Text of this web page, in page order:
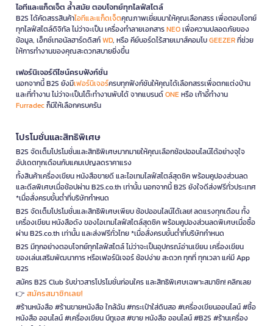
ไอทีและแก็ดเจ็ต ล้ำสมัย ตอบโจทย์ทุกไลฟ์สไตล์
B2S ได้คัดสรรสินค้าไอทีและแก็ดเจ็ตคุณภาพเยี่ยมมาให้คุณเลือกสรร เพื่อตอบโจทย์
ทุกไลฟ์สไตล์ดิจิทัล ไม่ว่าจะเป็น เครื่องทำลายเอกสารNEOเพื่อความปลอดภัยของ
ข้อมูล, เอ็กซ์เทอนัลฮาร์ดดิสก์WD, หรือ คีย์บอร์ดไร้สายเมาส์คอมโบGEEZERที่ช่วย
ให้การทำงานของคุณสะดวกสบายยิ่งขึ้น
เฟอร์นิเจอร์ดีไซน์ครบฟังก์ชั่น
นอกจากนี้ B2S ยังมีเฟอร์นิเจอร์ครบทุกฟังก์ชันให้คุณได้เลือกสรรเพื่อตกแต่งบ้าน
และที่ทำงาน ไม่ว่าจะเป็นโต๊ะทำงานพับได้ จากแบรนด์ONEหรือ เก้าอี้ทำงาน
Furradecก็มีให้เลือกครบครัน
โปรโมชั่นและสิทธิพิเศษ
B2S จัดเต็มโปรโมชั่นและสิทธิพิเศษมากมายให้คุณเลือกช้อปออนไลน์ได้อย่างจุใจ
อัปเดตทุกเดือนกับแคมเปญลดราคาแรง
ทั้งสินค้าเครื่องเขียน หนังสือขายดี และไอเทมไลฟ์สไตล์สุดชิค พร้อมคูปองส่วนลด
และดีลพิเศษเมื่อช้อปผ่าน B2S.co.th เท่านั้น นอกจากนี้ B2S ยังใจดีส่งฟรีทั่วประเทศ
*เมื่อสั่งครบขั้นต่ำที่บริษัทกำหนด
B2S จัดเต็มโปรโมชั่นและสิทธิพิเศษเพียบ ช้อปออนไลน์ได้เลย! ลดแรงทุกเดือน ทั้ง
เครื่องเขียน หนังสือดัง ของไอเทมไลฟ์สไตล์สุดชิค พร้อมคูปองส่วนลดพิเศษเมื่อซื้อ
ผ่าน B2S.co.th เท่านั้น และส่งฟรีทั่วไทย *เมื่อสั่งครบขั้นต่ำที่บริษัทกำหนด
B2S มีทุกอย่างตอบโจทย์ทุกไลฟ์สไตล์ ไม่ว่าจะเป็นอุปกรณ์อ่านเขียน เครื่องเขียน
ของเล่นเสริมพัฒนาการ หรือเฟอร์นิเจอร์ ช้อปง่าย สะดวก ทุกที่ ทุกเวลา แค่มี App
B2S
สมัคร B2S Club รับข่าวสารโปรโมชั่นก่อนใคร และสิทธิพิเศษเฉพาะสมาชิก! คลิกเลย
👉 สมัครสมาชิกเลย!
#ร้านหนังสือ #ร้านขายหนังสือ ใกล้ฉัน #กระเป๋าใส่ดินสอ #เครื่องเขียนออนไลน์ #ซื้อ
หนังสือ ออนไลน์ #เครื่องเขียน บีทูเอส #ขาย หนังสือ ออนไลน์ #B2S #ร้านเครื่อง